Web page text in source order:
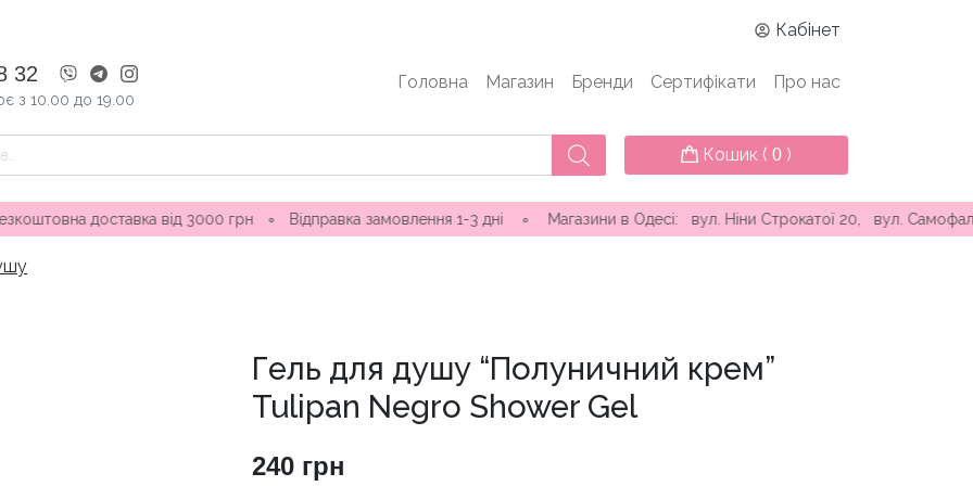
Кабінет
32
з 10.00 до 19.00
Головна Магазин Бренди Сертифікати Про нас
Кошик ( 0 )
від 3000 грн∘Відправка замовлення 1-3 дні ∘ Магазини в Одесі: вул. Ніни Строкатої 20, вул. Самофалова (
Гель для душу “Полуничний крем”
Tulipan Negro Shower Gel
240 грн